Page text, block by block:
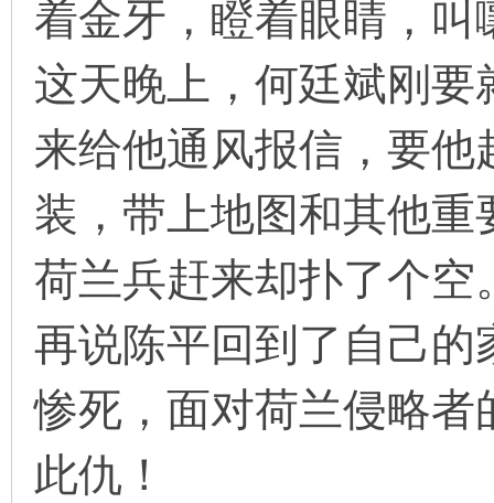
着金牙，瞪着眼睛，
这天晚上，何廷斌刚
来给他通风报信，要
装，带上地图和其他
荷兰兵赶来却扑了个空
再说陈平回到了自己
惨死，面对荷兰侵略
此仇！